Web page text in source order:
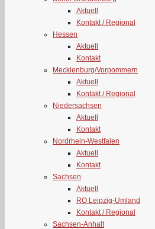
Aktuell
Kontakt / Regional
Hessen
Aktuell
Kontakt
Mecklenburg/Vorpommern
Aktuell
Kontakt / Regional
Niedersachsen
Aktuell
Kontakt
Nordrhein-Westfalen
Aktuell
Kontakt
Sachsen
Aktuell
RO Leipzig-Umland
Kontakt / Regional
Sachsen-Anhalt